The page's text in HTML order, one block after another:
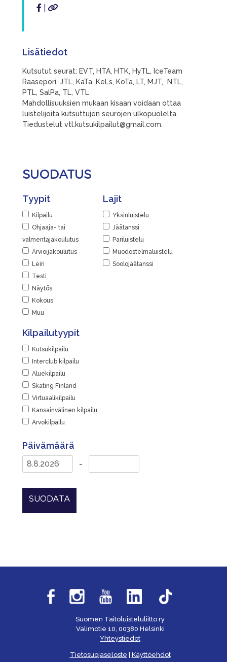
Lisätiedot
Kutsutut seurat: EVT, HTA, HTK, HyTL, IceTeam
Raasepori, JTL, KaTa, KeLs, KoTa, LT, MJT, NTL,
PTL, SalPa, TL, VTL
Mahdollisuuksien mukaan kisaan voidaan ottaa
luistelijoita kutsuttujen seurojen ulkopuolelta.
Tiedustelut vtl.kutsukilpailut@gmail.com.
SUODATUS
Tyypit
Kilpailu
Ohjaaja- tai
valmentajakoulutus
Arvioijakoulutus
Leiri
Testi
Näytös
Kokous
Muu
Lajit
Yksinluistelu
Jäätanssi
Pariluistelu
Muodostelmaluistelu
Soolojäätanssi
Kilpailutyypit
Kutsukilpailu
Interclub kilpailu
Aluekilpailu
Skating Finland
Virtuaalikilpailu
Kansainvälinen kilpailu
Arvokilpailu
Päivämäärä
-
SUODATA
Suomen Taitoluisteluliitto ry
Valimotie 10, 00380 Helsinki
Yhteystiedot
Tietosuojaseloste Käyttöehdot